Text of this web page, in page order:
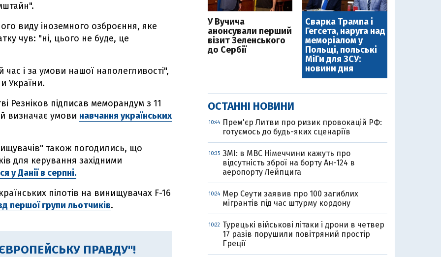
виду іноземного озброєння, яке
чув: "ні, цього не буде, це
і за умови нашої наполегливості",
України.
Резніков підписав меморандум з 11
визначає умови навчання українських
також погодились, що
для керування західними
у Данії в серпні.
пілотів на винищувачах F-16
першої групи льотчиків.
ПРАВДУ"!
У Вучича
анонсували перший
візит Зеленського
до Сербії
Сварка Трампа і
Гегсета, наруга над
меморіалом у
Польщі, польські
МіГи для ЗСУ:
новини дня
ОСТАННІ НОВИНИ
10:44
Прем'єр Литви про ризик провокацій РФ:
готуємось до будь-яких сценаріїв
10:35 ЗМІ: в МВС Німеччини кажуть про
відсутність зброї на борту Ан-124 в
аеропорту Лейпцига
10:24 Мер Сеути заявив про 100 загиблих
мігрантів під час штурму кордону
10:22 Турецькі військові літаки і дрони в четвер
17 разів порушили повітряний простір
Греції